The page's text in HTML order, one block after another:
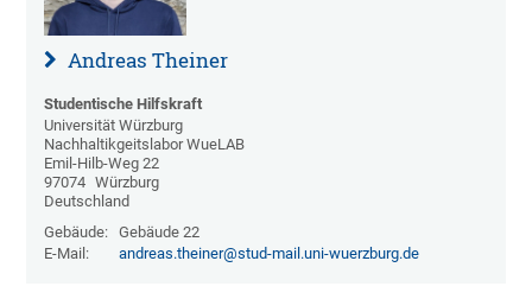
Andreas Theiner
Studentische Hilfskraft
Universität Würzburg
Nachhaltikgeitslabor WueLAB
Emil-Hilb-Weg 22
97074 Würzburg
Deutschland
Gebäude: Gebäude 22
E-Mail:
andreas.theiner@stud-mail.uni-wuerzburg.de